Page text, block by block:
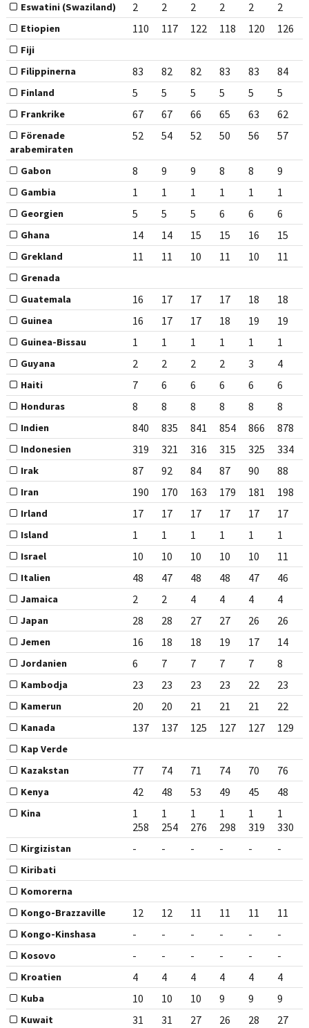
Eswatini (Swaziland) 2 2 2 2 2 2
Etiopien 110 117 122 118 120 126
Fiji
Filippinerna
83 82 82 83 83 84
Finland 5 5 5 5 5 5
Frankrike 67 67 66 65 63 62
Förenade
arabemiraten
52 54 52 50 56 57
Gabon 8 9 9 8 8 9
Gambia 1 1 1 1 1 1
Georgien 5 5 5 6 6 6
Ghana 14 14 15 15 16 15
Grekland 11 11 10 11 10 11
Grenada
Guatemala
16 17 17 17 18 18
Guinea 16 17 17 18 19 19
Guinea-Bissau 1 1 1 1 1 1
Guyana 2 2 2 2 3 4
Haiti 7 6 6 6 6 6
Honduras 8 8 8 8 8 8
Indien 840 835 841 854 866 878
Indonesien 319 321 316 315 325 334
Irak 87 92 84 87 90 88
Iran 190 170 163 179 181 198
Irland 17 17 17 17 17 17
Island 1 1 1 1 1 1
Israel 10 10 10 10 10 11
Italien 48 47 48 48 47 46
Jamaica 2 2 4 4 4 4
Japan 28 28 27 27 26 26
Jemen 16 18 18 19 17 14
Jordanien 6 7 7 7 7 8
Kambodja 23 23 23 23 22 23
Kamerun 20 20 21 21 21 22
Kanada 137 137 125 127 127 129
Kap Verde
Kazakstan
77 74 71 74 70 76
Kenya 42 48 53 49 45 48
Kina
1
258
1
254
1
276
1
298
1
319
1
330
Kirgizistan - - - - - -
Kiribati
Komorerna
Kongo-Brazzaville
12 12 11 11 11 11
Kongo-Kinshasa - - - - - -
Kosovo - - - - - -
Kroatien 4 4 4 4 4 4
Kuba 10 10 10 9 9 9
Kuwait 31 31 27 26 28 27